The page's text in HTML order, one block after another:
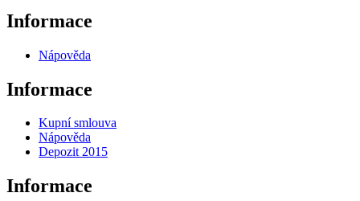
Informace
Nápověda
Informace
Kupní smlouva
Nápověda
Depozit 2015
Informace